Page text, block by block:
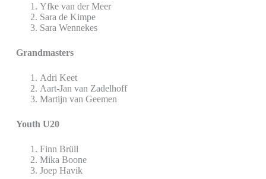
Yfke van der Meer
Sara de Kimpe
Sara Wennekes
Grandmasters
Adri Keet
Aart-Jan van Zadelhoff
Martijn van Geemen
Youth U20
Finn Brüll
Mika Boone
Joep Havik